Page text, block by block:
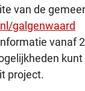
van de
galgenwaard
vanaf
kunt
project.